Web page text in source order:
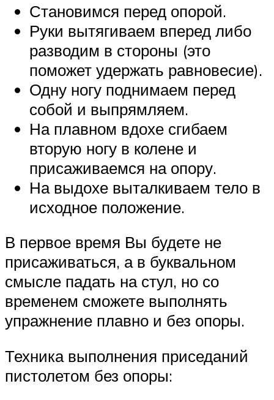
Становимся перед опорой.
Руки вытягиваем вперед либо
разводим в стороны (это
поможет удержать равновесие).
Одну ногу поднимаем перед
собой и выпрямляем.
На плавном вдохе сгибаем
вторую ногу в колене и
присаживаемся на опору.
На выдохе выталкиваем тело в
исходное положение.
В первое время Вы будете не
присаживаться, а в буквальном
смысле падать на стул, но со
временем сможете выполнять
упражнение плавно и без опоры.
Техника выполнения приседаний
пистолетом без опоры: